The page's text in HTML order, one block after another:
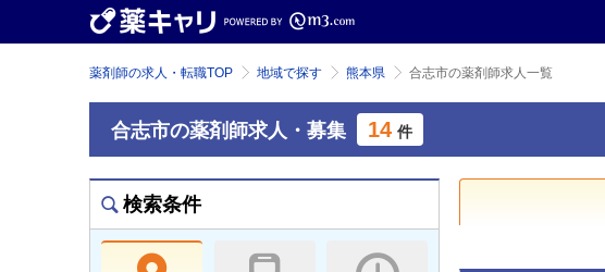
薬剤師の求人・転職TOP 地域で探す 熊本県 合志市の薬剤師求人一覧
合志市の薬剤師求人・募集 14 件
検索条件